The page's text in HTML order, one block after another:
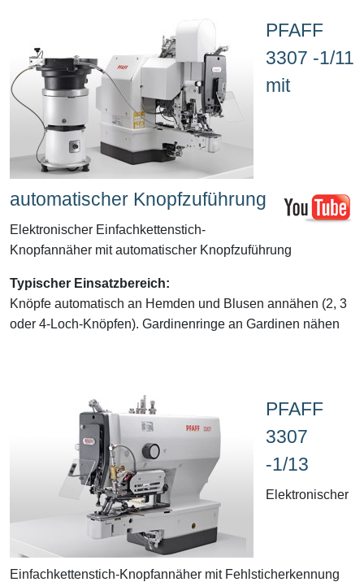
PFAFF
3307 -1/11
mit
automatischer Knopfzuführung
Elektronischer Einfachkettenstich-
Knopfannäher mit automatischer Knopfzuführung
Typischer Einsatzbereich:
Knöpfe automatisch an Hemden und Blusen annähen (2, 3
oder 4-Loch-Knöpfen). Gardinenringe an Gardinen nähen
PFAFF
3307
-1/13
Elektronischer
Einfachkettenstich-Knopfannäher mit Fehlsticherkennung